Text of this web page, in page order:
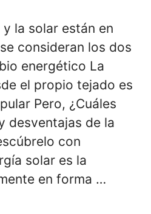
la solar están en
consideran los dos
energético La
el propio tejado es
Pero, ¿Cuáles
desventajas de la
con
solar es la
en forma …